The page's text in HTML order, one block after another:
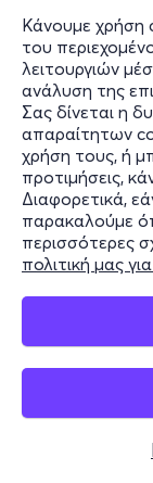
Κάνουμε χρήση
του
λειτουργιών
ανάλυση της
Σας δίνεται η
απαραίτητων
χρήση τους, ή
προτιμήσεις,
Διαφορετικά,
παρακαλούμε
περισσότερες
πολιτική μας